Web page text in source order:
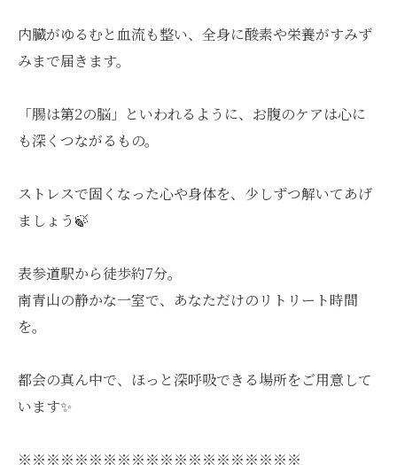
内臓がゆるむと血流も整い、全身に酸素や栄養がすみず
みまで届きます。
「腸は第2の脳」といわれるように、お腹のケアは心に
も深くつながるもの。
ストレスで固くなった心や身体を、少しずつ解いてあげ
ましょう🍃
表参道駅から徒歩約7分。
南青山の静かな一室で、あなただけのリトリート時間
を。
都会の真ん中で、ほっと深呼吸できる場所をご用意して
います✨
※※※※※※※※※※※※※※※※※※※※